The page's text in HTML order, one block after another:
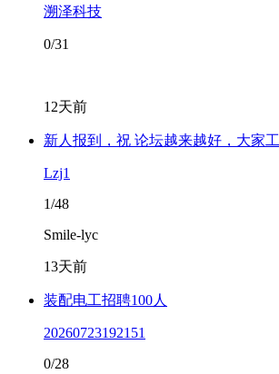
溯泽科技
0/31
12天前
新人报到，祝 论坛越来越好，大家工
Lzj1
1/48
Smile-lyc
13天前
装配电工招聘100人
20260723192151
0/28